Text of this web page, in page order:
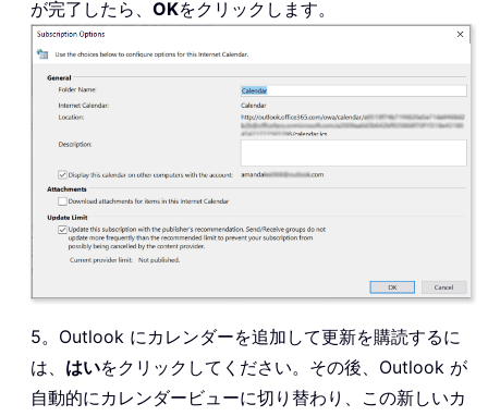
が完了したら、 OKをクリックします。
5。Outlook にカレンダーを追加して更新を購読するに
は、 はいをクリックしてください。その後、Outlook が
自動的にカレンダービューに切り替わり、この新しいカ